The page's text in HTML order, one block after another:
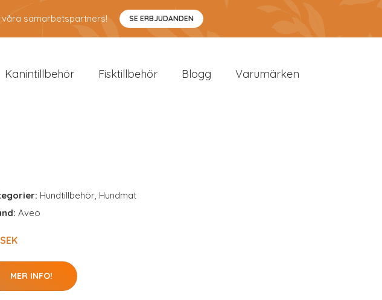
samarbetspartners! SE ERBJUDANDEN
Kanintillbehör Fisktillbehör Blogg Varumärken
Hundtillbehör, Hundmat
Aveo
MER INFO!